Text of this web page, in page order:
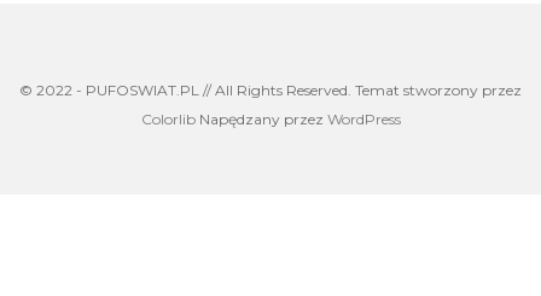
© 2022 - PUFOSWIAT.PL // All Rights Reserved. Temat stworzony przez
ColorlibNapędzany przez WordPress